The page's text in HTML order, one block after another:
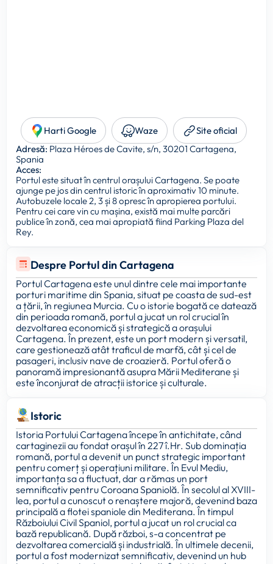
Despre Portul din Cartagena
Portul Cartagena este unul dintre cele mai importante
porturi maritime din Spania, situat pe coasta de sud-est
a țării, în regiunea Murcia. Cu o istorie bogată ce datează
din perioada romană, portul a jucat un rol crucial în
dezvoltarea economică și strategică a orașului
Cartagena. În prezent, este un port modern și versatil,
care gestionează atât traficul de marfă, cât și cel de
pasageri, inclusiv nave de croazieră. Portul oferă o
panoramă impresionantă asupra Mării Mediterane și
este înconjurat de atracții istorice și culturale.
Istoric
Istoria Portului Cartagena începe în antichitate, când
cartaginezii au fondat orașul în 227 î.Hr. Sub dominația
romană, portul a devenit un punct strategic important
pentru comerț și operațiuni militare. În Evul Mediu,
importanța sa a fluctuat, dar a rămas un port
semnificativ pentru Coroana Spaniolă. În secolul al XVIII-
lea, portul a cunoscut o renaștere majoră, devenind baza
principală a flotei spaniole din Mediterana. În timpul
Războiului Civil Spaniol, portul a jucat un rol crucial ca
bază republicană. După război, s-a concentrat pe
dezvoltarea comercială și industrială. În ultimele decenii,
portul a fost modernizat semnificativ, devenind un hub
Harti Google Waze
Site oficial
Adresă: Plaza Héroes de Cavite, s/n, 30201 Cartagena,
Spania
Acces:
Portul este situat în centrul orașului Cartagena. Se poate
ajunge pe jos din centrul istoric în aproximativ 10 minute.
Autobuzele locale 2, 3 și 8 opresc în apropierea portului.
Pentru cei care vin cu mașina, există mai multe parcări
publice în zonă, cea mai apropiată fiind Parking Plaza del
Rey.